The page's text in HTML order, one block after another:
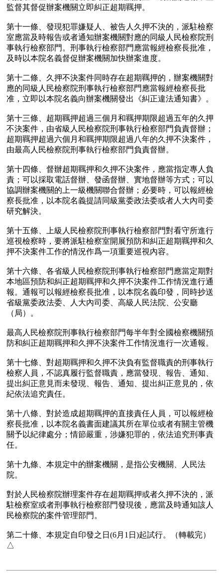
監督其督促辦案機關立即糾正超期羈押。
第十一條、發現犯罪嫌疑人、被告人久押不決的，派駐檢察
室應當及時報告或者通知辦案機關對應的同級人民檢察院刑
事執行檢察部門。刑事執行檢察部門應當報經檢察長批准，
及時以本院名義督促辦案機關加快辦案進度。
第十二條、久押不決案件同時存在超期羈押的，辦案機關對
應的同級人民檢察院刑事執行檢察部門應當報經檢察長批
准，立即以本院名義向辦案機關發出《糾正違法通知書》。
第十三條、超期羈押超過三個月和羈押期限超過五年的久押
不決案件，由省級人民檢察院刑事執行檢察部門負責督辦；
超期羈押超過六個月和羈押期限超過八年的久押不決案件，
由最高人民檢察院刑事執行檢察部門負責督辦。
第十四條、督辦超期羈押和久押不決案件，應當指定專人負
責；可以採取電話督辦、發函督辦、實地督辦等方式；可以
協調辦案機關的上一級機關聯合督辦；必要時，可以報經檢
察長批准，以本院名義提請同級黨委政法委或者人大內司委
研究解決。
第十五條、上級人民檢察院刑事執行檢察部門對看守所進行
巡視檢察時，要將派駐檢察室開展預防和糾正超期羈押和久
押不決案件工作的情況作爲一項重要巡視內容。
第十六條、各省級人民檢察院刑事執行檢察部門應當定期對
本地區預防和糾正超期羈押和久押不決案件工作情況進行通
報。通報可以報經檢察長批准，以本院名義印發，同時抄送
省級黨委政法委、人大內司委、高級人民法院、公安廳
（局）。
最高人民檢察院刑事執行檢察部門每半年對全國檢察機關預
防和糾正超期羈押和久押不決案件工作情況進行一次通報。
第十七條、對超期羈押和久押不決負有監督職責的刑事執行
檢察人員，不認真履行監督職責，應當發現、報告、通知、
提出糾正意見而未發現、報告、通知、提出糾正意見的，依
紀依法追究責任。
第十八條、對於造成超期羈押的直接責任人員，可以報經檢
察長批准，以本院名義書面建議其所在單位或者有關主管機
關予以紀律處分；情節嚴重，涉嫌犯罪的，依法追究刑事責
任。
第十九條、本規定中的辦案機關，是指公安機關、人民法
院。
對於人民檢察院辦理案件存在超期羈押或者久押不決的，派
駐檢察室或者刑事執行檢察部門發現後，應當及時通知該人
民檢察院的案件管理部門。
第二十條、本規定自印發之日(6月1日)起試行。（轉載完）